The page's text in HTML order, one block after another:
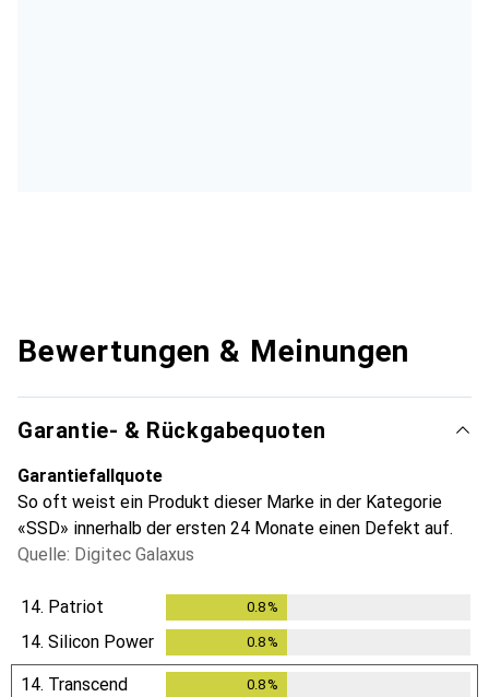
Bewertungen & Meinungen
Garantie- & Rückgabequoten
Garantiefallquote
So oft weist ein Produkt dieser Marke in der Kategorie
«SSD» innerhalb der ersten 24 Monate einen Defekt auf.
Quelle: Digitec Galaxus
14. Patriot 0.8 %
14. Silicon Power 0.8 %
14. Transcend 0.8 %